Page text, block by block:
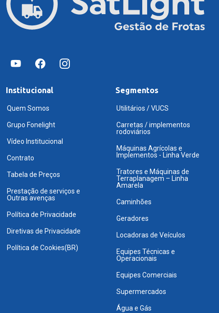
Institucional
Quem Somos
Grupo Fonelight
Vídeo Institucional
Contrato
Tabela de Preços
Prestação de serviços e
Outras avenças
Política de Privacidade
Diretivas de Privacidade
Política de Cookies(BR)
Segmentos
Utilitários / VUCS
Carretas / implementos
rodoviários
Máquinas Agrícolas e
Implementos - Linha Verde
Tratores e Máquinas de
Terraplanagem – Linha
Amarela
Caminhões
Geradores
Locadoras de Veículos
Equipes Técnicas e
Operacionais
Equipes Comerciais
Supermercados
Água e Gás